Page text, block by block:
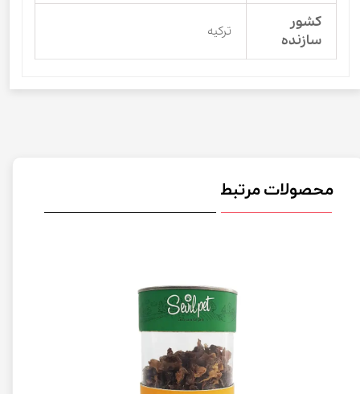
کشور
سازنده
ترکیه
محصولات مرتبط